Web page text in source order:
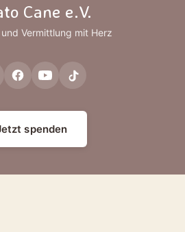
Cane e.V.
Vermittlung mit Herz
spenden